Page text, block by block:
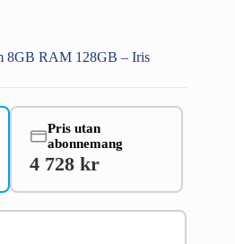
8GB RAM 128GB – Iris
Pris utan
abonnemang
4 728 kr